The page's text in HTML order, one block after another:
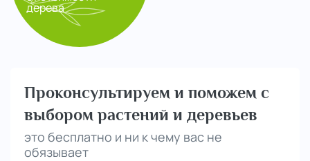
дерева
Проконсультируем и поможем с
выбором растений и деревьев
это бесплатно и ни к чему вас не
обязывает